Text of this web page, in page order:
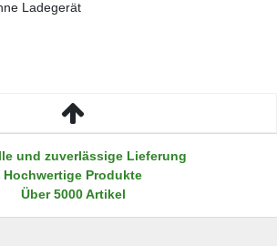
Ladegerät
und zuverlässige Lieferung
Hochwertige Produkte
Über 5000 Artikel